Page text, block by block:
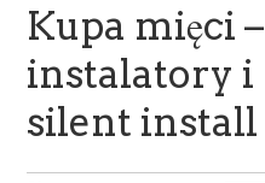
Kupa mięci –
instalatory i
silent install